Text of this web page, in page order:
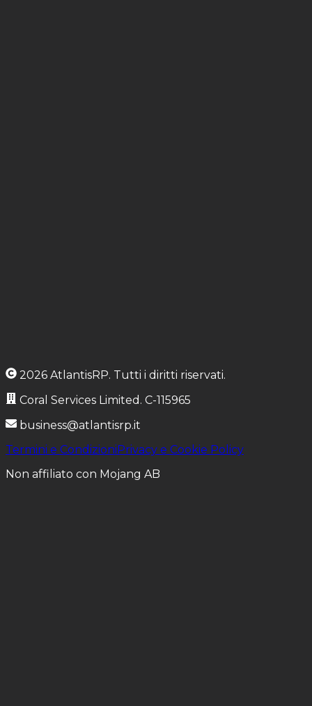
2026 AtlantisRP. Tutti i diritti riservati.
Coral Services Limited . C-115965
business@atlantisrp.it
Termini e Condizioni Privacy e Cookie Policy
Non affiliato con Mojang AB